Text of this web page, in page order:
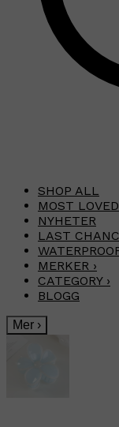
SHOP ALL
MOST LOVED
NYHETER
LAST
MERKER ›
CATEGORY ›
BLOGG
Mer ›